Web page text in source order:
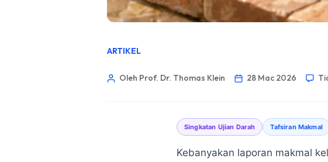
ARTIKEL
Oleh Prof. Dr. Thomas Klein 28 Mac 2026
Singkatan Ujian Darah Tafsiran Makmal
Kebanyakan laporan makmal